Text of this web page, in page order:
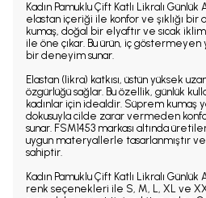
Kadın Pamuklu Çift Katlı Likralı Günlük
elastan içeriği ile konfor ve şıklığı bir
kumaş, doğal bir elyaftır ve sıcak
ile öne çıkar. Bu ürün, iç göstermeyen
bir deneyim sunar.
Elastan (likra) katkısı, üstün yüksek
özgürlüğü sağlar. Bu özellik, günlük
kadınlar için idealdir. Süprem kumaş
dokusuyla cilde zarar vermeden
sunar. FSM1453 markası altında
uygun materyallerle tasarlanmıştır
sahiptir.
Kadın Pamuklu Çift Katlı Likralı
renk seçenekleri ile S, M, L, XL ve